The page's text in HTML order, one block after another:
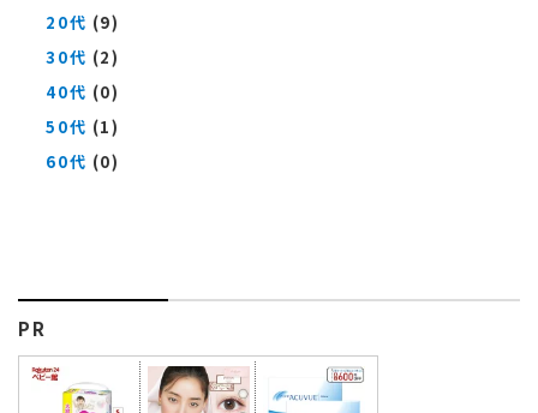
20代 (9)
30代 (2)
40代 (0)
50代 (1)
60代 (0)
PR